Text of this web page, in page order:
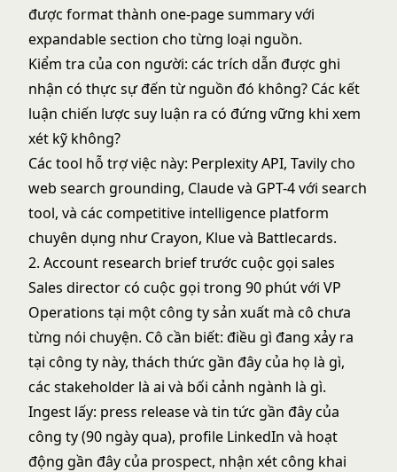
được format thành one-page summary với
expandable section cho từng loại nguồn.
Kiểm tra của con người: các trích dẫn được ghi
nhận có thực sự đến từ nguồn đó không? Các kết
luận chiến lược suy luận ra có đứng vững khi xem
xét kỹ không?
Các tool hỗ trợ việc này: Perplexity API, Tavily cho
web search grounding, Claude và GPT-4 với search
tool, và các competitive intelligence platform
chuyên dụng như Crayon, Klue và Battlecards.
2. Account research brief trước cuộc gọi sales
Sales director có cuộc gọi trong 90 phút với VP
Operations tại một công ty sản xuất mà cô chưa
từng nói chuyện. Cô cần biết: điều gì đang xảy ra
tại công ty này, thách thức gần đây của họ là gì,
các stakeholder là ai và bối cảnh ngành là gì.
Ingest lấy: press release và tin tức gần đây của
công ty (90 ngày qua), profile LinkedIn và hoạt
động gần đây của prospect, nhận xét công khai